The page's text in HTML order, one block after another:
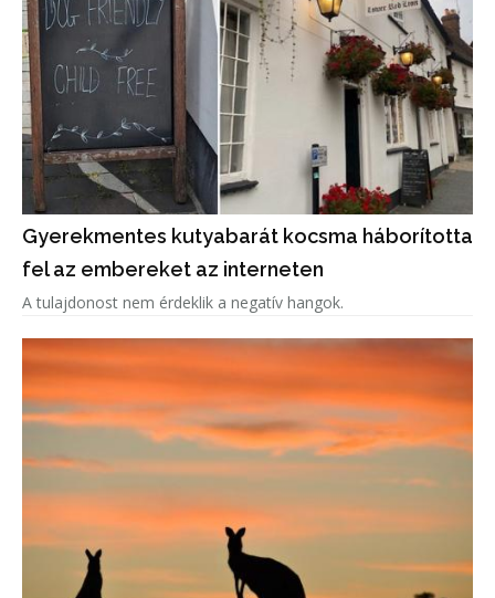
Gyerekmentes kutyabarát kocsma háborította
fel az embereket az interneten
A tulajdonost nem érdeklik a negatív hangok.